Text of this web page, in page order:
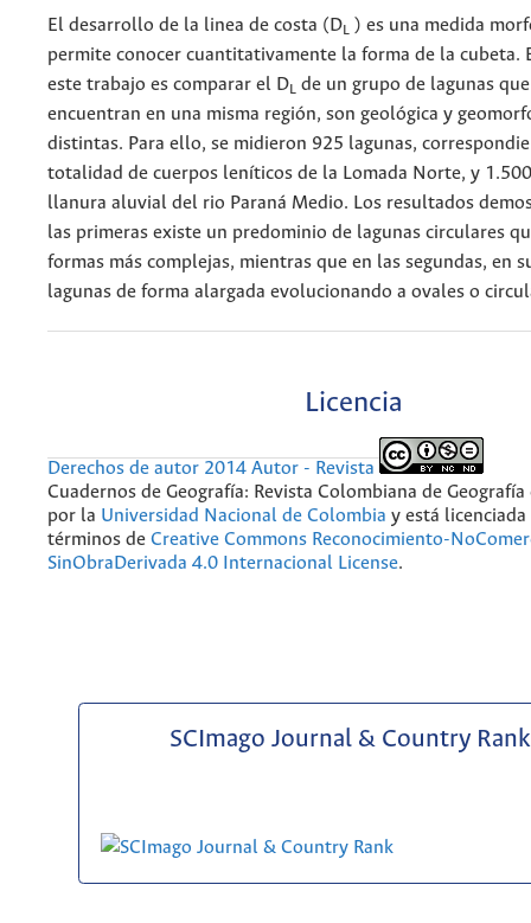
El desarrollo de la linea de costa (DL ) es una medida
permite conocer cuantitativamente la forma de la cubeta.
este trabajo es comparar el DL de un grupo de lagunas
encuentran en una misma región, son geológica y
distintas. Para ello, se midieron 925 lagunas,
totalidad de cuerpos leníticos de la Lomada Norte, y
llanura aluvial del rio Paraná Medio. Los resultados
las primeras existe un predominio de lagunas circulares
formas más complejas, mientras que en las segundas, en
lagunas de forma alargada evolucionando a ovales o
Licencia
Derechos de autor 2014 Autor - Revista
Cuadernos de Geografía: Revista Colombiana de Geografía
por la Universidad Nacional de Colombia y está
términos de Creative Commons Reconocimiento-
SinObraDerivada 4.0 Internacional License.
SCImago Journal & Country Rank